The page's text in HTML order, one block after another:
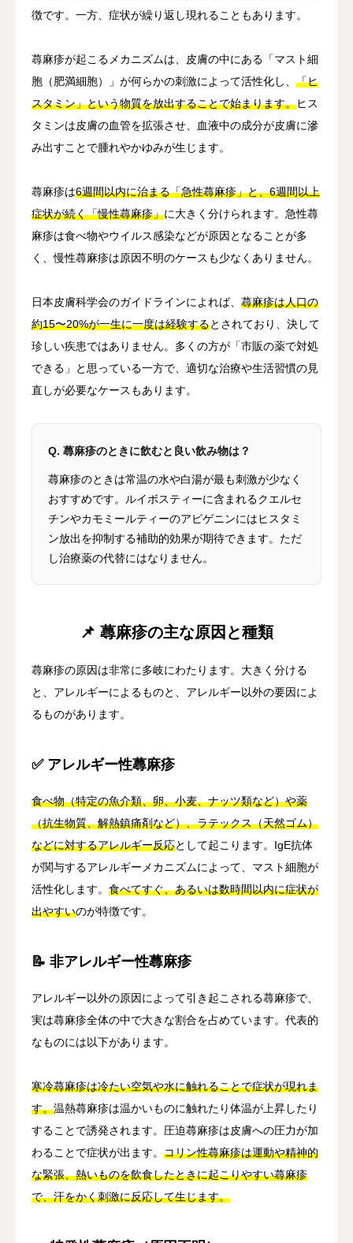
徴です。一方、症状が繰り返し現れることもあります。
蕁麻疹が起こるメカニズムは、皮膚の中にある「マスト細
胞（肥満細胞）」が何らかの刺激によって活性化し、 「ヒ
スタミン」という物質を放出することで始まります。ヒス
タミンは皮膚の血管を拡張させ、血液中の成分が皮膚に滲
み出すことで腫れやかゆみが生じます。
蕁麻疹は6週間以内に治まる「急性蕁麻疹」と、6週間以上
症状が続く「慢性蕁麻疹」に大きく分けられます。急性蕁
麻疹は食べ物やウイルス感染などが原因となることが多
く、慢性蕁麻疹は原因不明のケースも少なくありません。
日本皮膚科学会のガイドラインによれば、 蕁麻疹は人口の
約15〜20%が一生に一度は経験するとされており、決して
珍しい疾患ではありません。多くの方が「市販の薬で対処
できる」と思っている一方で、適切な治療や生活習慣の見
直しが必要なケースもあります。
Q. 蕁麻疹のときに飲むと良い飲み物は？
蕁麻疹のときは常温の水や白湯が最も刺激が少なく
おすすめです。ルイボスティーに含まれるクエルセ
チンやカモミールティーのアピゲニンにはヒスタミ
ン放出を抑制する補助的効果が期待できます。ただ
し治療薬の代替にはなりません。
📌 蕁麻疹の主な原因と種類
蕁麻疹の原因は非常に多岐にわたります。大きく分ける
と、アレルギーによるものと、アレルギー以外の要因によ
るものがあります。
✅ アレルギー性蕁麻疹
食べ物（特定の魚介類、卵、小麦、ナッツ類など）や薬
（抗生物質、解熱鎮痛剤など）、ラテックス（天然ゴム）
などに対するアレルギー反応として起こります。IgE抗体
が関与するアレルギーメカニズムによって、マスト細胞が
活性化します。 食べてすぐ、あるいは数時間以内に症状が
出やすいのが特徴です。
📝 非アレルギー性蕁麻疹
アレルギー以外の原因によって引き起こされる蕁麻疹で、
実は蕁麻疹全体の中で大きな割合を占めています。代表的
なものには以下があります。
寒冷蕁麻疹は冷たい空気や水に触れることで症状が現れま
す。温熱蕁麻疹は温かいものに触れたり体温が上昇したり
することで誘発されます。圧迫蕁麻疹は皮膚への圧力が加
わることで症状が出ます。 コリン性蕁麻疹は運動や精神的
な緊張、熱いものを飲食したときに起こりやすい蕁麻疹
で、汗をかく刺激に反応して生じます。